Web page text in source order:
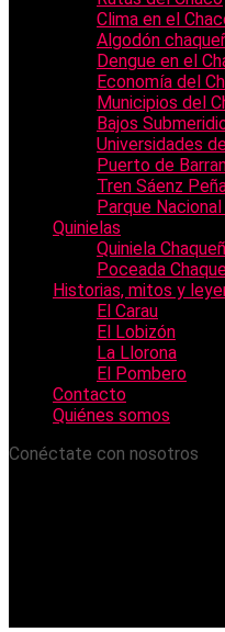
Clima en el
Algodón
Dengue en el
Economía del
Municipios del
Bajos
Universidades
Puerto de
Tren Sáenz
Parque
Quinielas
Quiniela
Poceada
Historias, mitos y
El Carau
El Lobizón
La Llorona
El Pombero
Contacto
Quiénes somos
Conéctate con nosotros